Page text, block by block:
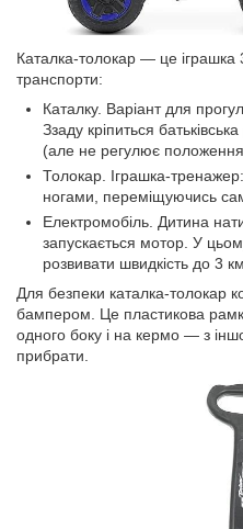
Каталка-толокар — це
транспорти:
Каталку. Варіант для
Ззаду кріпиться
(але не регулює положення
Толокар. Іграшка-
ногами, переміщуючись
Електромобіль. Дитина
запускається мотор. У
розвивати швидкість до 3
Для безпеки каталка-толокар
бампером. Це пластикова
одного боку і на кермо — з
прибрати.